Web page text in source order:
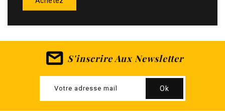
S'inscrire Aux Newsletter